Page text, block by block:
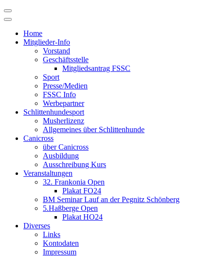
Skip
to
Home
Mitglieder-Info
Vorstand
Geschäftsstelle
Mitgliedsantrag FSSC
Sport
Presse/Medien
FSSC Info
Werbepartner
Schlittenhundesport
Musherlizenz
Allgemeines über Schlittenhunde
Canicross
über Canicross
Ausbildung
Ausschreibung Kurs
Veranstaltungen
32. Frankonia Open
Plakat FO24
BM Seminar Lauf an der Pegnitz Schönberg
5.Haßberge Open
Plakat HO24
Diverses
Links
Kontodaten
Impressum